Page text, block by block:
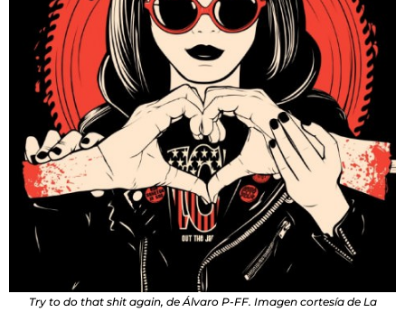
Try to do that shit again, de Álvaro P-FF. Imagen cortesía de La